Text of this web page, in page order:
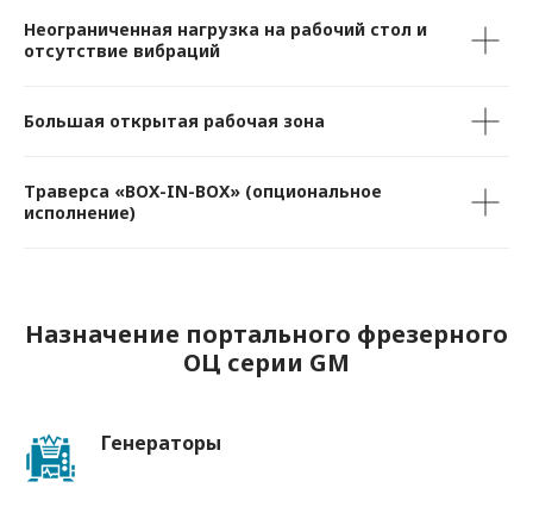
Неограниченная нагрузка на рабочий стол и
отсутствие вибраций
Большая открытая рабочая зона
Траверса «BOX-IN-BOX» (опциональное
исполнение)
Назначение портального фрезерного
ОЦ серии GM
Генераторы